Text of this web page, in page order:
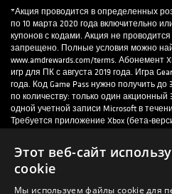
*Акция проводится в определенных
по 10 марта 2020 года включительно
купонов с кодами. Акция не
запрещено. Полные условия можно
www.amdrewards.com/terms. Абонемент
игр для ПК с августа 2019 года. Игра
года. Код Game Pass нужно получить
по количеству: только один
одной учетной записи Microsoft в
Требуется приложение Xbox (бета-
и системные требования. Состав
течением времени. Подробнее см.
Игра Gears 5 получила возрастной
получила никакой рейтинг от сайта
Этот веб-сайт
cookie
Мы используем файлы cookie для